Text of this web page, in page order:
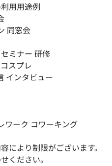
用用途例
同窓会
ミナー 研修
スプレ
インタビュー
ワーク コワーキング
により制限がございます。
ください。